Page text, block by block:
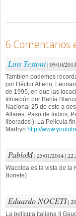
6 Comentarios
Luis Testoni| 09/10/
Tambien podemos
por Héctor Alterio,
de 1995, en que las
filmación por Bahía
Nacional 25 de este a
Altares, Paso de Indios,
liberados ). La Pelicula
Madryn http://
PabloM| 25/01/2014 |
Wacolda es la vista de la
Bonete)
Eduardo NOCETI|
La pelìcula italiana Il